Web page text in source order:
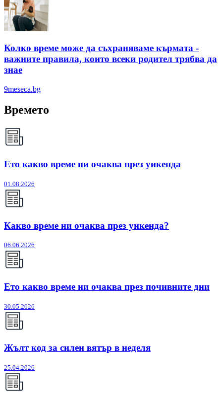
Колко време може да съхраняваме кърмата -
важните правила, които всеки родител трябва да
знае
9meseca.bg
Времето
Ето какво време ни очаква през уикенда
01.08.2026
Какво време ни очаква през уикенда?
06.06.2026
Ето какво време ни очаква през почивните дни
30.05.2026
Жълт код за силен вятър в неделя
25.04.2026